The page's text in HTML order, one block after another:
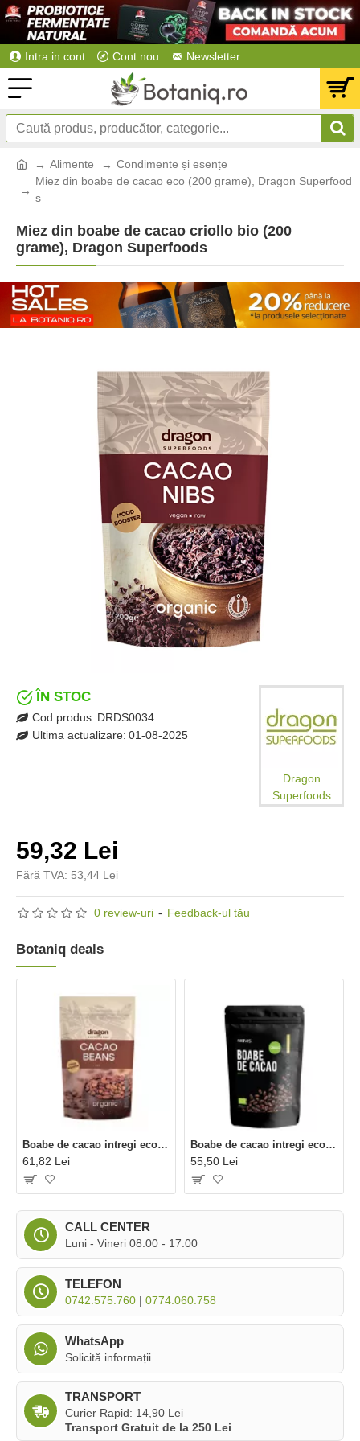
Intra in cont Cont nou Newsletter
Alimente
Condimente și esențe
Miez din boabe de cacao eco (200 grame), Dragon Superfood
s
Miez din boabe de cacao criollo bio (200
grame), Dragon Superfoods
0 review-uri - Feedback-ul tău
59,32 Lei
Fără TVA: 53,44 Lei
ÎN STOC
Cod produs: DRDS0034
Ultima actualizare: 01-08-2025
Dragon
Superfoods
CALL CENTER
Luni - Vineri 08:00 - 17:00
TELEFON
0742.575.760 | 0774.060.758
WhatsApp
Solicită informații
TRANSPORT
Curier Rapid: 14,90 Lei
Transport Gratuit de la 250 Lei
Botaniq deals
Boabe de cacao intregi eco (200 grame), Dragon Superfoods
61,82 Lei
Boabe de cacao intregi ecologice/BIO (250 grame), Niavis
55,50 Lei